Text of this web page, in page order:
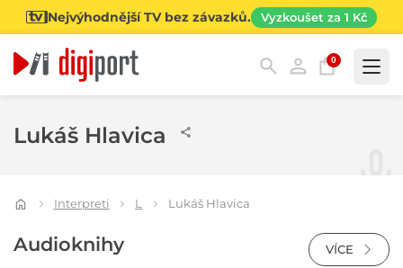
Nejvýhodnější TV bez závazků. Vyzkoušet za 1 Kč
0
Lukáš Hlavica
Interpreti L Lukáš Hlavica
Audioknihy VÍCE